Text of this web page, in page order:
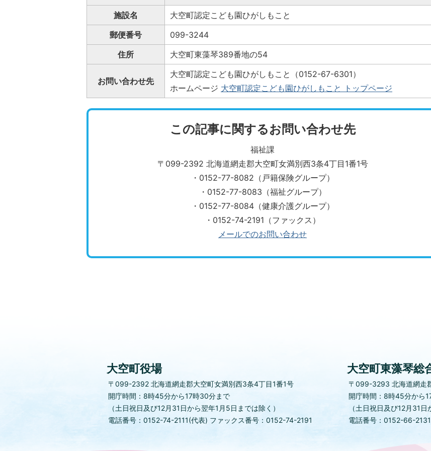
施設名
大空町認定こども園ひがしもこと
郵便番号
099-3244
住所
大空町東藻琴389番地の54
お問い合わせ先
大空町認定こども園ひがしもこと（0152-67-6301）
ホームページ 大空町認定こども園ひがしもこと トップページ
この記事に関するお問い合わせ先
福祉課
〒099-2392 北海道網走郡大空町女満別西3条4丁目1番1号
・0152-77-8082（戸籍保険グループ）
・0152-77-8083（福祉グループ）
​​​​​​​・0152-77-8084（健康介護グループ）
・0152-74-2191（ファックス）
メールでのお問い合わせ
大空町役場
〒099-2392 北海道網走郡大空町女満別西3条4丁目1番1号
開庁時間：8時45分から17時30分まで
（土日祝日及び12月31日から翌年1月5日までは除く）
電話番号：0152-74-2111(代表) ファックス番号：0152-74-2191
大空町東藻琴総
〒099-3293北海道網走
開庁時間：8時45分から
（土日祝日及び12月31
電話番号：0152-66-